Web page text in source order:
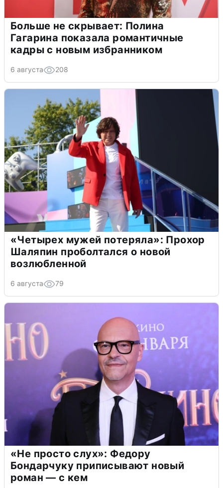
Больше не скрывает: Полина
Гагарина показала романтичные
кадры с новым избранником
6 августа 208
«Четырех мужей потеряла»: Прохор
Шаляпин проболтался о новой
возлюбленной
6 августа 79
«Не просто слух»: Федору
Бондарчуку приписывают новый
роман — с кем